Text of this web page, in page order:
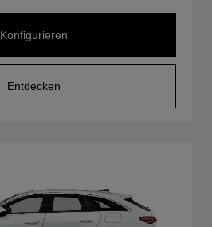
Konfigurieren
Entdecken